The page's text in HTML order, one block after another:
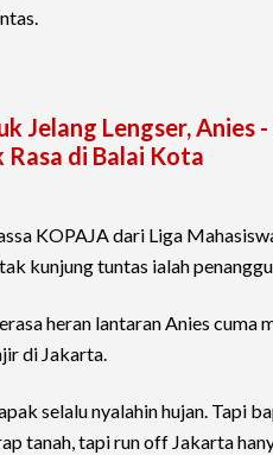
Jelang Lengser, Anies
Rasa di Balai Kota
KOPAJA dari Liga
kunjung tuntas ialah
heran lantaran Anies cuma
di Jakarta.
selalu nyalahin hujan. Tapi
tanah, tapi run off Jakarta